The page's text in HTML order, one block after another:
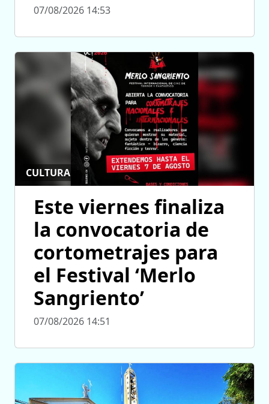
07/08/2026 14:53
CULTURA
Este viernes finaliza
la convocatoria de
cortometrajes para
el Festival ‘Merlo
Sangriento’
07/08/2026 14:51